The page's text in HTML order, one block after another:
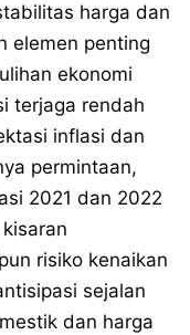
harga dan
elemen penting
ekonomi
terjaga rendah
inflasi dan
permintaan,
2021 dan 2022
risiko kenaikan
sejalan
dan harga